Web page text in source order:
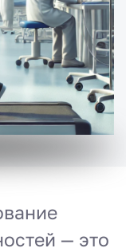
— это